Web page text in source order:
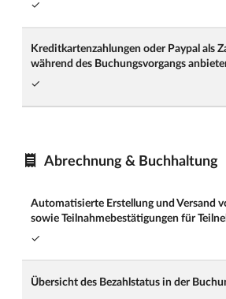
✓
Kreditkartenzahlungen oder Paypal als
während des Buchungsvorgangs
✓
Abrechnung & Buchhaltung
Automatisierte Erstellung und Versand
sowie Teilnahmebestätigungen für
✓
Übersicht des Bezahlstatus in der